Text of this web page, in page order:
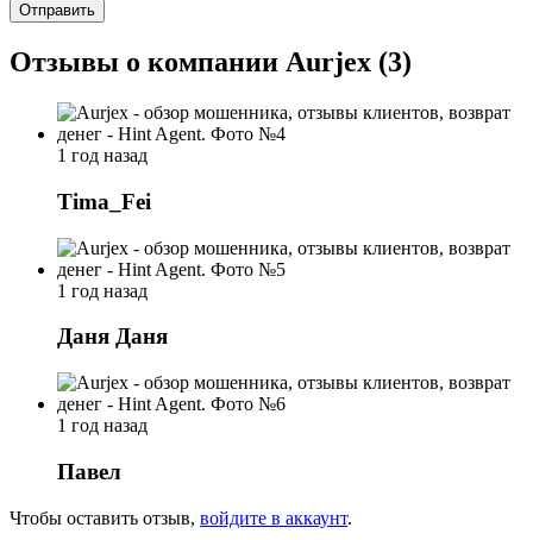
Отправить
Отзывы о компании Aurjex (3)
1 год назад
Tima_Fei
1 год назад
Даня Даня
1 год назад
Павел
Чтобы оставить отзыв, войдите в аккаунт.